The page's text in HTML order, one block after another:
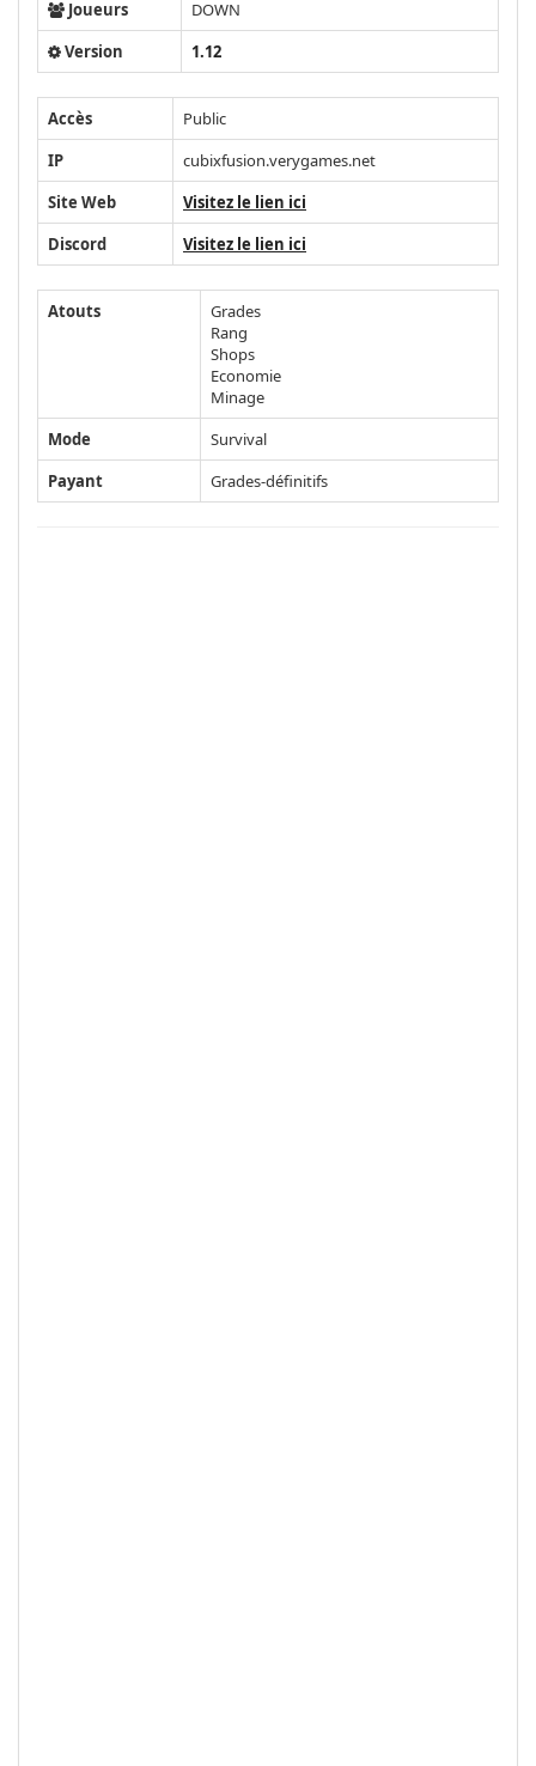
Joueurs
DOWN
Version
1.12
Accès
Public
IP
cubixfusion.verygames.net
Site Web
Visitez le lien ici
Discord
Visitez le lien ici
Atouts
Grades
Rang
Shops
Economie
Minage
Mode
Survival
Payant
Grades-définitifs